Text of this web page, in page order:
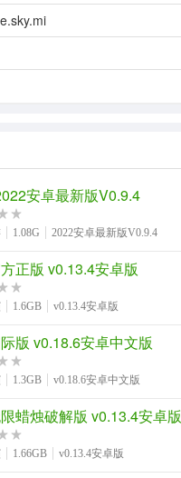
安卓最新版V0.9.4
1.08G 2022安卓最新版V0.9.4
正版 v0.13.4安卓版
1.6GB v0.13.4安卓版
版 v0.18.6安卓中文版
1.3GB v0.18.6安卓中文版
蜡烛破解版 v0.13.4安卓版
1.66GB v0.13.4安卓版